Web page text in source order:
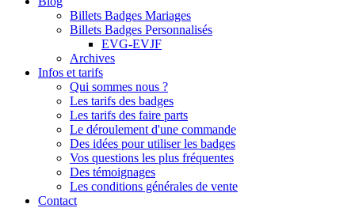
Billets Badges Mariages
Billets Badges Personnalisés
EVG-EVJF
Archives
Infos et tarifs
Qui sommes nous ?
Les tarifs des badges
Les tarifs des faire parts
Le déroulement d'une commande
Des idées pour utiliser les badges
Vos questions les plus fréquentes
Des témoignages
Les conditions générales de vente
Contact